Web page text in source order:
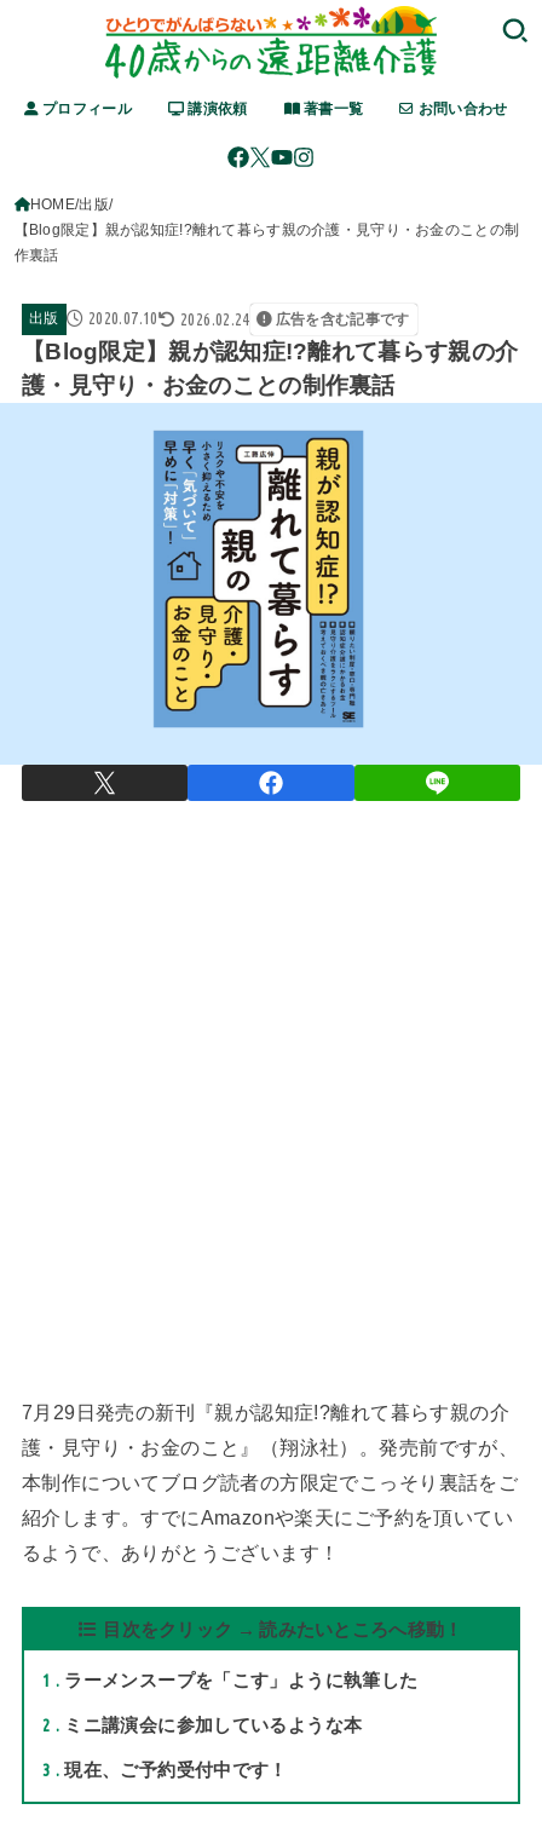
プロフィール 講演依頼 著書一覧 お問い合わせ
HOME 出版
【Blog限定】親が認知症!?離れて暮らす親の介護・見守り・お金のことの制
作裏話
出版 2020.07.10 2026.02.24 広告を含む記事です
【Blog限定】親が認知症!?離れて暮らす親の介
護・見守り・お金のことの制作裏話
7月29日発売の新刊『親が認知症!?離れて暮らす親の介
護・見守り・お金のこと』（翔泳社）。発売前ですが、
本制作についてブログ読者の方限定でこっそり裏話をご
紹介します。すでにAmazonや楽天にご予約を頂いてい
るようで、ありがとうございます！
目次をクリック → 読みたいところへ移動！
1 ラーメンスープを「こす」ように執筆した
2 ミニ講演会に参加しているような本
3 現在、ご予約受付中です！